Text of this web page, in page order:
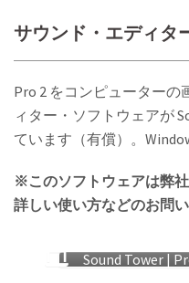
サウンド・エディタ
Pro 2 をコンピューター
ィター・ソフトウェアが
ています（有償）。
※このソフトウェアは弊
詳しい使い方などのお問
Sound Tower |